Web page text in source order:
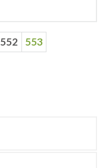
552 553